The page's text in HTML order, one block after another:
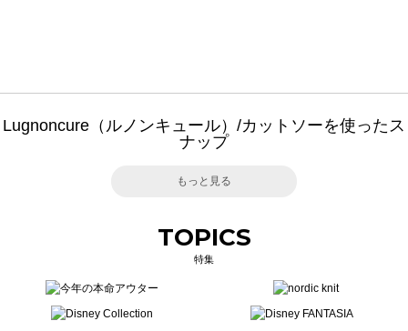
Lugnoncure（ルノンキュール）/カットソーを使ったス
ナップ
もっと見る
TOPICS
特集